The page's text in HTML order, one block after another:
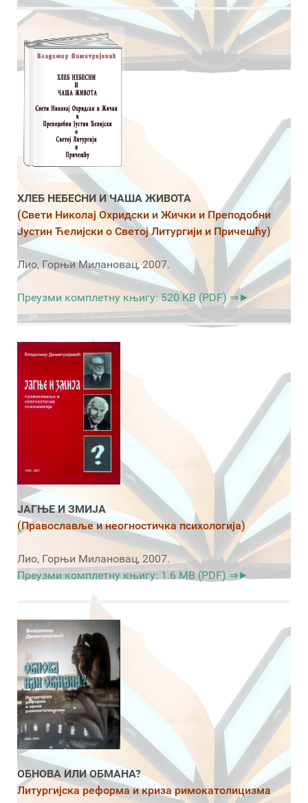
ХЛЕБ НЕБЕСНИ И ЧАША ЖИВОТА
(Свети Николај Охридски и Жички и Преподобни
Јустин Ћелијски о Светој Литургији и Причешћу)
Лио, Горњи Милановац, 2007.
Преузми комплетну књигу: 520 KB (PDF) ⇒►
ЈАГЊЕ И ЗМИЈА
(Православље и неогностичка психологија)
Лио, Горњи Милановац, 2007.
Преузми комплетну књигу: 1.6 MB (PDF) ⇒►
ОБНОВА ИЛИ ОБМАНА?
Литургијска реформа и криза римокатолицизма